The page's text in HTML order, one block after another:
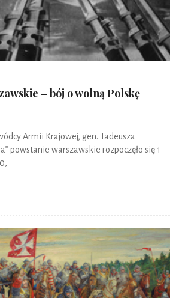
– bój o wolną Polskę
Armii Krajowej, gen. Tadeusza
powstanie warszawskie rozpoczęło się 1